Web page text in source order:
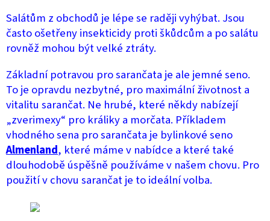
Salátům z obchodů je lépe se raději vyhýbat. Jsou
často ošetřeny insekticidy proti škůdcům a po salátu
rovněž mohou být velké ztráty.
Základní potravou pro sarančata je ale jemné seno.
To je opravdu nezbytné, pro maximální životnost a
vitalitu sarančat. Ne hrubé, které někdy nabízejí
„zverimexy“ pro králiky a morčata. Příkladem
vhodného sena pro sarančata je bylinkové seno
Almenland, které máme v nabídce a které také
dlouhodobě úspěšně používáme v našem chovu. Pro
použití v chovu sarančat je to ideální volba.